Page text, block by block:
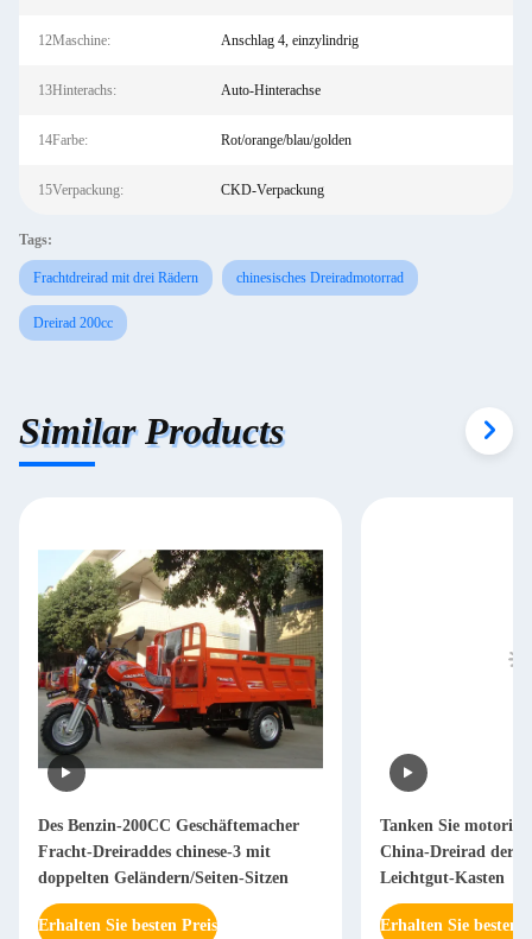
12Maschine: Anschlag 4, einzylindrig
13Hinterachs: Auto-Hinterachse
14Farbe: Rot/orange/blau/golden
15Verpackung: CKD-Verpackung
Tags:
Frachtdreirad mit drei Rädern chinesisches Dreiradmotorrad
Dreirad 200cc
Similar Products
Des Benzin-200CC Geschäftemacher
Fracht-Dreiraddes chinese-3 mit
doppelten Geländern/Seiten-Sitzen
Erhalten Sie besten Preis
Tanken Sie
China-Dreirad der
Leichtgut-Kasten
Erhalten Sie besten